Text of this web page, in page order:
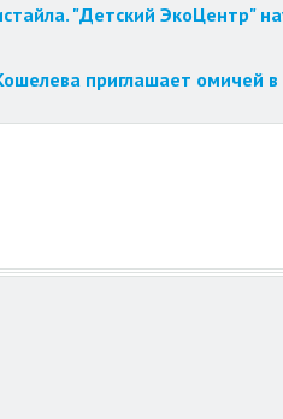
"Детский ЭкоЦентр"
приглашает омичей